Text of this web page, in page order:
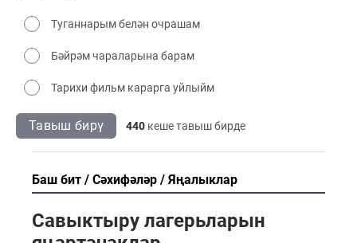
Туганнарым белән очрашам
Бәйрәм чараларына барам
Тарихи фильм карарга уйлыйм
Тавыш бирү 440 кеше тавыш бирде
Баш бит Сәхифәләр Яңалыклар
Cавыктыру лагерьларын